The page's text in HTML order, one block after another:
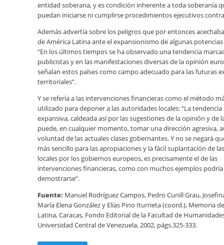
entidad soberana, y es condición inherente a toda soberanía
puedan iniciarse ni cumplirse procedimientos ejecutivos
Además advertía sobre los peligros que por entonces
de América Latina ante el expansionismo de algunas
“En los últimos tiempos se ha observado una tendencia
publicistas y en las manifestaciones diversas de la opinión
señalan estos países como campo adecuado para las futuras
territoriales”.
Y se refería a las intervenciones financieras como el método
utilizado para deponer a las autoridades locales: “La
expansiva, caldeada así por las sugestiones de la opinión y de
puede, en cualquier momento, tomar una dirección agresiva,
voluntad de las actuales clases gobernantes. Y no se negará
más sencillo para las apropiaciones y la fácil suplantación de
locales por los gobiernos europeos, es precisamente el de las
intervenciones financieras, como con muchos ejemplos podría
demostrarse”.
Fuente: Manuel Rodríguez Campos, Pedro Cunill Grau,
María Elena González y Elías Pino Iturrieta (coord.), Memoria
Latina, Caracas, Fondo Editorial de la Facultad de
Universidad Central de Venezuela, 2002, págs.325-333.